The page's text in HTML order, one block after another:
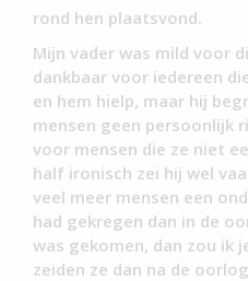
rond hen plaatsvond.
Mijn vader was mild voor
dankbaar voor iedereen
en hem hielp, maar hij
mensen geen persoonlijk
voor mensen die ze niet
half ironisch zei hij wel
veel meer mensen een
had gekregen dan in de
was gekomen, dan zou ik
zeiden ze dan na de